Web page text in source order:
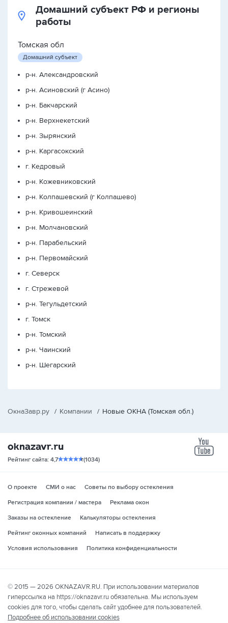
Домашний субъект РФ и регионы
работы
Томская обл
Домашний субъект
р-н. Александровский
р-н. Асиновский (г Асино)
р-н. Бакчарский
р-н. Верхнекетский
р-н. Зырянский
р-н. Каргасокский
г. Кедровый
р-н. Кожевниковский
р-н. Колпашевский (г Колпашево)
р-н. Кривошеинский
р-н. Молчановский
р-н. Парабельский
р-н. Первомайский
г. Северск
г. Стрежевой
р-н. Тегульдетский
г. Томск
р-н. Томский
р-н. Чаинский
р-н. Шегарский
ОкнаЗавр.ру / Компании / Новые ОКНА (Томская обл.)
Рейтинг сайта: 4,7 (1034)
О проекте СМИ о нас
Советы по выбору остекления
Регистрация компании / мастера
Реклама окон
Заказы на остекление
Калькуляторы остекления
Рейтинг оконных компаний
Написать в поддержку
Условия использования
Политика конфиденциальности
© 2015 — 2026 OKNAZAVR.RU. При использовании материалов
гиперссылка на https://oknazavr.ru обязательна. Мы используем
cookies для того, чтобы сделать сайт удобнее для пользователей.
Подробнее об использовании cookies